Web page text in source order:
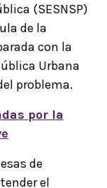
(SESNSP)
de la
con la
Urbana
problema.
por la
de
el